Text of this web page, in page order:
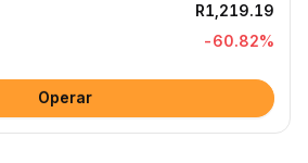
R1,219.19
-60.82%
Operar